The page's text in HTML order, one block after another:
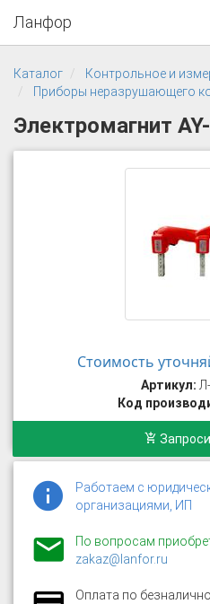
Ланфор
Каталог
Контрольное и
Приборы неразрушающего
Электромагнит
Стоимость
Артикул:
Код
Работаем с
организациями, ИП
По вопросам
zakaz@lanfor.ru
Оплата по